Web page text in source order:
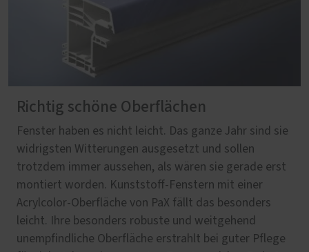
Richtig schöne Oberflächen
Fenster haben es nicht leicht. Das ganze Jahr sind sie
widrigsten Witterungen ausgesetzt und sollen
trotzdem immer aussehen, als wären sie gerade erst
montiert worden. Kunststoff-Fenstern mit einer
Acrylcolor-Oberfläche von PaX fällt das besonders
leicht. Ihre besonders robuste und weitgehend
unempfindliche Oberfläche erstrahlt bei guter Pflege